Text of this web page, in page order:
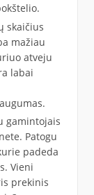
skaičius
mažiau
atveju
labai
gamintojais
Patogu
padeda
Vieni
prekinis